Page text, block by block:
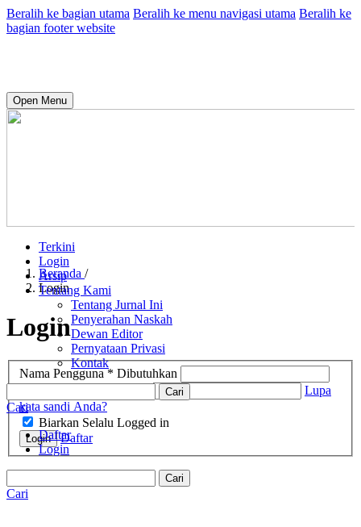
Beralih ke bagian utama Beralih ke menu navigasi utama Beralih ke
bagian footer website
Open Menu
Terkini
Login
Arsip
Tentang Kami
Tentang Jurnal Ini
Penyerahan Naskah
Dewan Editor
Pernyataan Privasi
Kontak
Cari
Cari
Daftar
Login
Cari
Cari
Beranda /
Login
Login
Nama Pengguna * Dibutuhkan
Lupa
kata sandi Anda?
Biarkan Selalu Logged in
Login Daftar